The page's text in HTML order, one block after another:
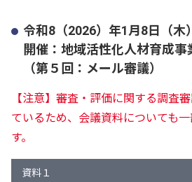
令和8（2026）年1月8日（木
開催：地域活性化人材育成事
（第５回：メール審議）
【注意】審査・評価に関する調査
ているため、会議資料についても
す。
資料１